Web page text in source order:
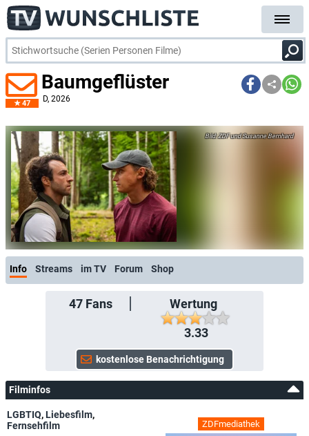
47
Baumgeflüster
D, 2026
ZDF und Susanne Bernhard
Info Streams im TV Forum Shop
47Fans
Wertung
3.33
Filminfos
ZDFmediathek
LGBTIQ,Liebesfilm,
Fernsehfilm